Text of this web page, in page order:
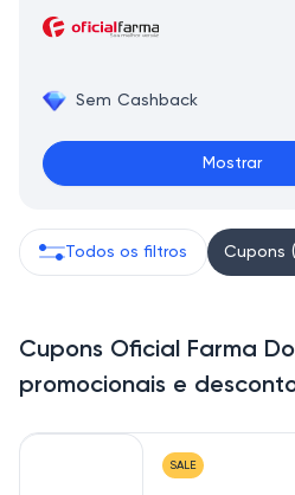
Sem Cashback
Mostrar
Todos os filtros Cupons
Cupons Oficial Farma
promocionais e
SALE